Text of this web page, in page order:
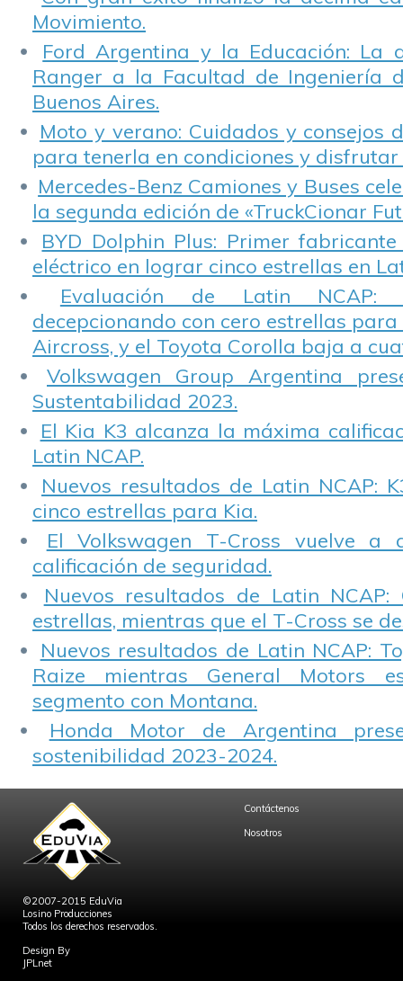
Movimiento.
Ford Argentina y la Educación: La
Ranger a la Facultad de Ingeniería
Buenos Aires.
Moto y verano: Cuidados y consejos
para tenerla en condiciones y disfrutar
Mercedes-Benz Camiones y Buses
la segunda edición de «TruckCionar
BYD Dolphin Plus: Primer
eléctrico en lograr cinco estrellas en
Evaluación de Latin NCAP:
decepcionando con cero estrellas para
Aircross, y el Toyota Corolla baja a
Volkswagen Group Argentina
Sustentabilidad 2023.
El Kia K3 alcanza la máxima
Latin NCAP.
Nuevos resultados de Latin NCAP:
cinco estrellas para Kia.
El Volkswagen T-Cross vuelve a
calificación de seguridad.
Nuevos resultados de Latin NCAP:
estrellas, mientras que el T-Cross se
Nuevos resultados de Latin NCAP:
Raize mientras General Motors
segmento con Montana.
Honda Motor de Argentina
sostenibilidad 2023-2024.
©2007-2015 EduVia
Losino Producciones
Todos los derechos reservados.
Design By
JPLnet
Contáctenos
Nosotros